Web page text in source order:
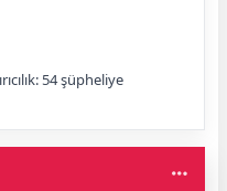
54 şüpheliye